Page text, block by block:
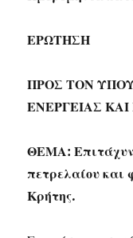
ΕΡΩΤΗΣΗ
ΠΡΟΣ ΤΟΝ
ΕΝΕΡΓΕΙΑΣ
ΘΕΜΑ:
πετρελαίου και
Κρήτης.